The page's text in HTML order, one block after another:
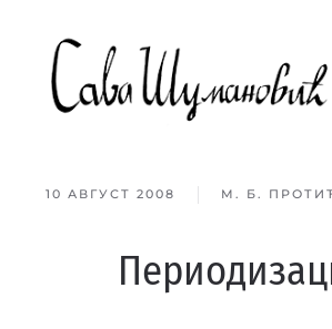
Skip to main content
10 АВГУСТ 2008 М. Б.